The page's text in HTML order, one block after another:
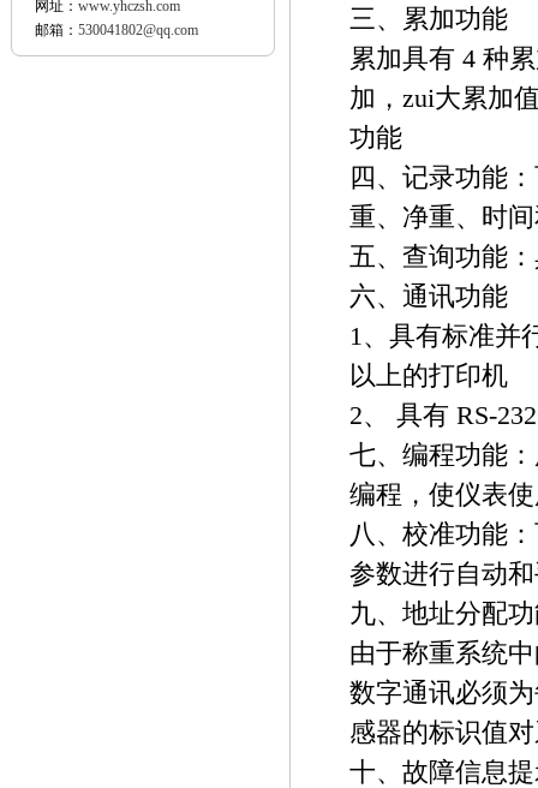
网址： www.yhczsh.com
邮箱： 530041802@qq.com
三、累加功能
累加具有 4 种
加，zui大累加
功能
四、记录功能
重、净重、时
五、查询功能
六、通讯功能
1、具有标准并
以上的打印机
2、 具有 RS-
七、编程功能
编程，使仪表
八、校准功能
参数进行自动
九、地址分配
由于称重系统
数字通讯必须
感器的标识值
十、故障信息